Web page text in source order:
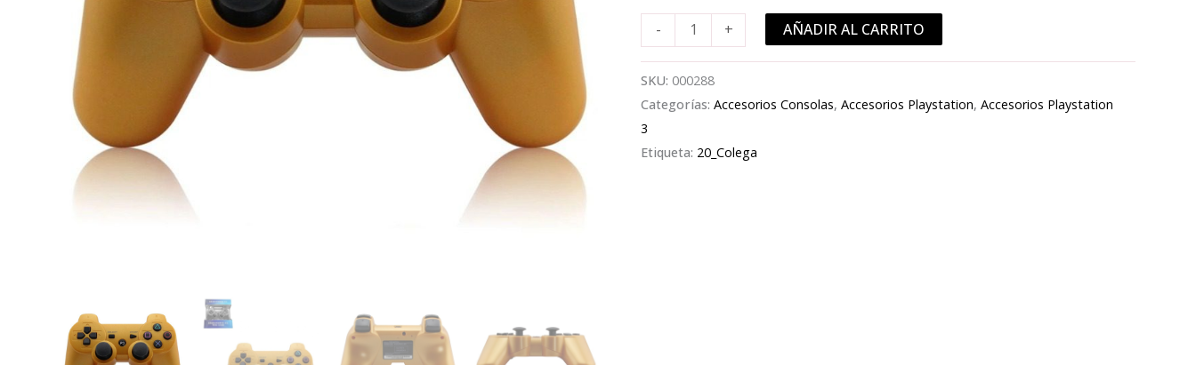
-
inalámbrico
bluetooth
compatible
PS3
color
+ AÑADIR AL CARRITO
SKU: 000288
Categorías:Accesorios Consolas,Accesorios Playstation,Accesorios Playstation
3
Etiqueta: 20_Colega